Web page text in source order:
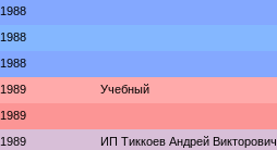
1988
1988
1988
1989 Учебный
1989
1989 ИП Тиккоев Андрей Викторович